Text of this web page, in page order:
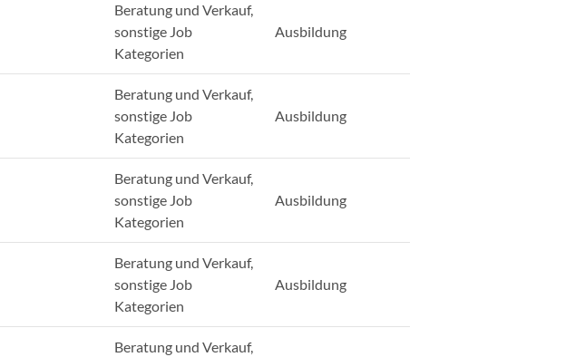
Beratung und Verkauf,
sonstige Job
Kategorien
Ausbildung
Beratung und Verkauf,
sonstige Job
Kategorien
Ausbildung
Beratung und Verkauf,
sonstige Job
Kategorien
Ausbildung
Beratung und Verkauf,
sonstige Job
Kategorien
Ausbildung
Beratung und Verkauf,